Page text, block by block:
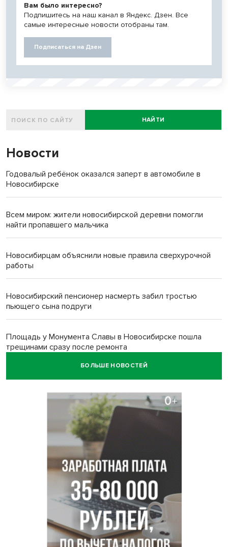
Вам было интересно?
Подпишитесь на наш канал в Яндекс. Дзен. Все
самые интересные новости отобраны там.
Подписаться на Дзен
НАЙТИ
Новости
Годовалый ребёнок оказался заперт в автомобиле в
Новосибирске
Всем миром: жители новосибирской деревни помогли
найти пропавшего мальчика
Новосибирцам объяснили новые правила сверхурочной
работы
Новосибирский пенсионер насмерть забил тростью
пьющего сына подруги
Площадь у Монумента Славы в Новосибирске пошла
трещинами сразу после ремонта
БОЛЬШЕ НОВОСТЕЙ